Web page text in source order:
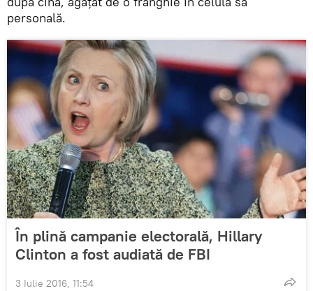
personală.
În plină campanie electorală, Hillary
Clinton a fost audiată de FBI
3 Iulie 2016, 11:54